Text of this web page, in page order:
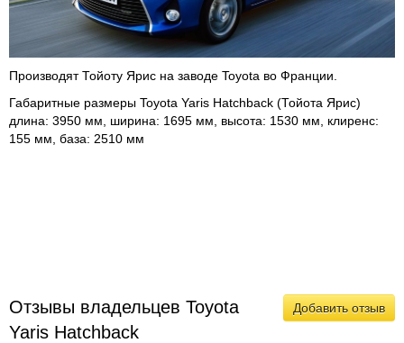
Производят Тойоту Ярис на заводе Toyota во Франции.
Габаритные размеры Toyota Yaris Hatchback (Тойота Ярис)
длина: 3950 мм, ширина: 1695 мм, высота: 1530 мм, клиренс:
155 мм, база: 2510 мм
Добавить отзыв
Отзывы владельцев Toyota
Yaris Hatchback